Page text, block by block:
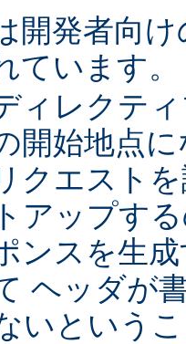
開発者向
ています
ィレクテ
開始地点
クエスト
アップす
ンスを生
ヘッダが
いという